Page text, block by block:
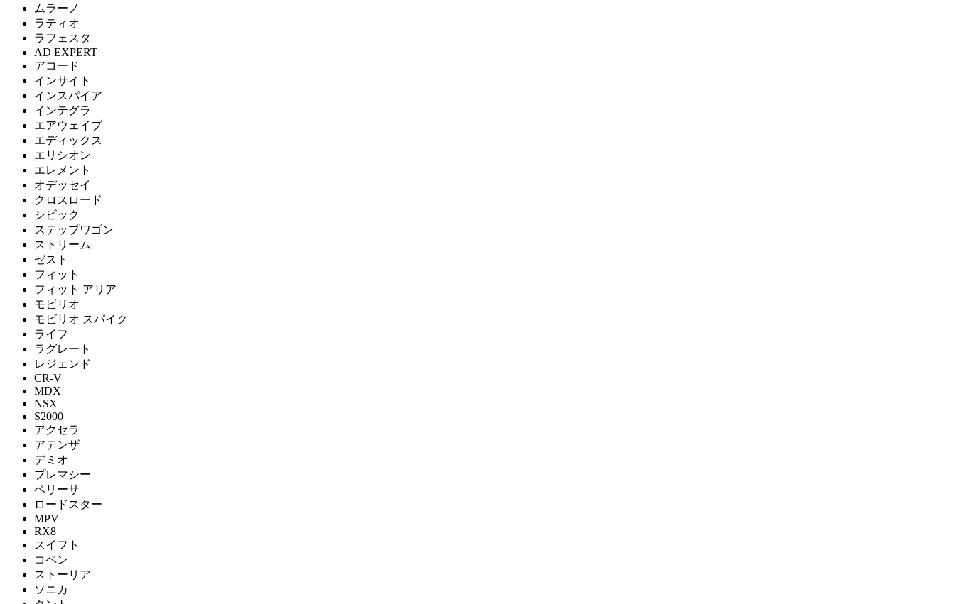
ムラーノ
ラティオ
ラフェスタ
AD EXPERT
アコード
インサイト
インスパイア
インテグラ
エアウェイブ
エディックス
エリシオン
エレメント
オデッセイ
クロスロード
シビック
ステップワゴン
ストリーム
ゼスト
フィット
フィット アリア
モビリオ
モビリオ スパイク
ライフ
ラグレート
レジェンド
CR-V
MDX
NSX
S2000
アクセラ
アテンザ
デミオ
プレマシー
ベリーサ
ロードスター
MPV
RX8
スイフト
コペン
ストーリア
ソニカ